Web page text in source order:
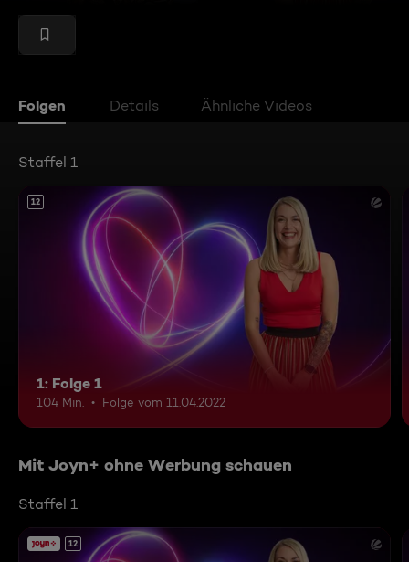
Folgen Details Ähnliche Videos
Staffel 1
12
1: Folge 1
104 Min. Folge vom 11.04.2022
Mit Joyn+ ohne Werbung schauen
Staffel 1
12